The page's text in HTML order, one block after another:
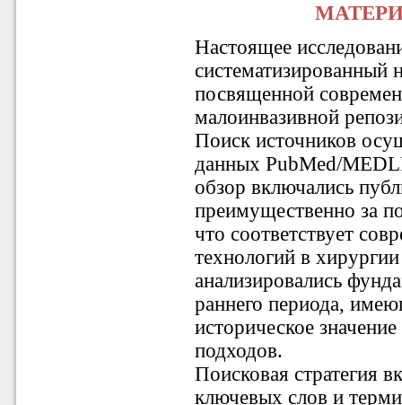
Настоящее
систематизированный
посвященной
малоинвазивной
Поиск источников
данных PubMed/
обзор включались
преимущественно за
что соответствует
технологий в
анализировались
раннего периода,
историческое
подходов.
Поисковая стратегия
ключевых слов и